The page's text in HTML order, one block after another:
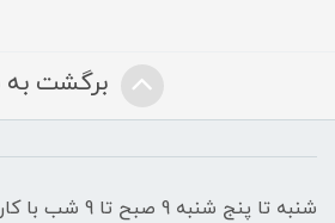
برگشت به
شنبه تا پنج شنبه 9